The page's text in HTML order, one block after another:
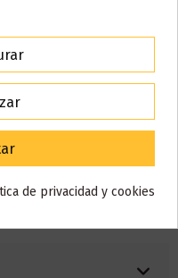
en nosotros.
de privacidad y cookies